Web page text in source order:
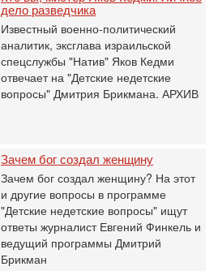
дело разведчика
Известный военно-политический
аналитик, эксглава израильской
спецслужбы "Натив" Яков Кедми
отвечает на "Детские недетские
вопросы" Дмитрия Брикмана. АРХИВ
Зачем бог создал женщину
Зачем бог создал женщину? На этот
и другие вопросы в программе
"Детские недетские вопросы" ищут
ответы журналист Евгений Финкель и
ведущий программы Дмитрий
Брикман